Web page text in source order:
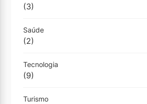
(3)
Saúde
(2)
Tecnologia
(9)
Turismo